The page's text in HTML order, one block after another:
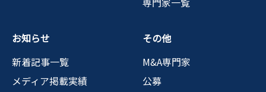
お知らせ
新着記事一覧
メディア掲載実績
その他
M&A専門家
公募